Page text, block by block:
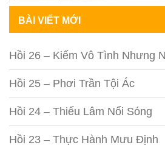
BÀI VIẾT MỚI
Hồi 26 – Kiếm Vô Tình Nhưng
Hồi 25 – Phơi Trần Tội Ác
Hồi 24 – Thiếu Lâm Nổi Sóng
Hồi 23 – Thực Hành Mưu Định